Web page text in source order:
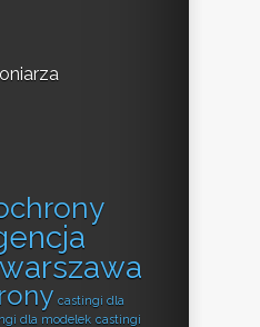
castingi dla
dla modelek castingi